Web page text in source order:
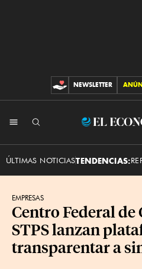
CONTRIBUCIONES
NEWSLETTER
El
ÚLTIMAS NOTICIASTENDENCIAS:
EMPRESAS
Centro Federal
STPS lanzan
transparentar a